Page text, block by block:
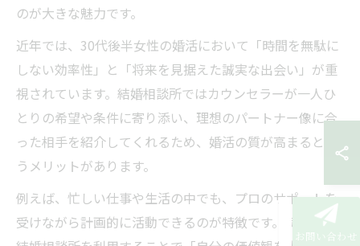
のが大きな魅力です。
近年では、30代後半女性の婚活において「時間を無駄に
しない効率性」と「将来を見据えた誠実な出会い」が重
視されています。結婚相談所ではカウンセラーが一人ひ
とりの希望や条件に寄り添い、理想のパートナー像に合
った相手を紹介してくれるため、婚活の質が高まるとい
うメリットがあります。
例えば、忙しい仕事や生活の中でも、プロのサポートを
受けながら計画的に活動できるのが特徴です。実際に、
お問い合わせ